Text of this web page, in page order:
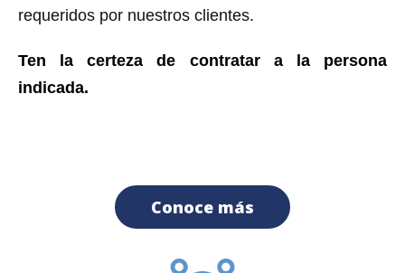
requeridos por nuestros clientes.
Ten la certeza de contratar a la persona
indicada.
Conoce más